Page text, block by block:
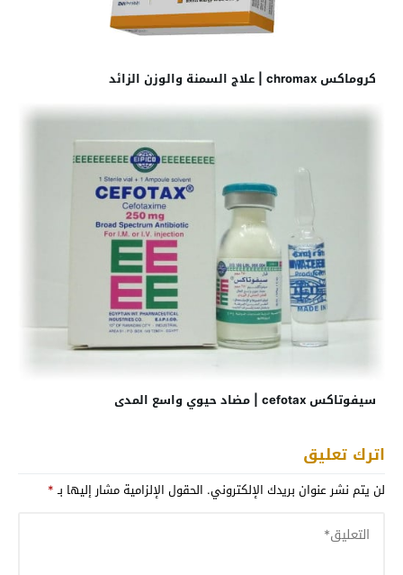
كروماكس chromax | علاج السمنة والوزن الزائد
سيفوتاكس cefotax | مضاد حيوي واسع المدى
اترك تعليق
لن يتم نشر عنوان بريدك الإلكتروني. الحقول الإلزامية مشار إليها بـ*